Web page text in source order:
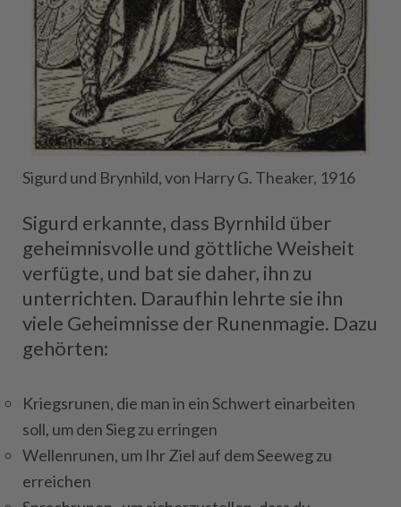
Sigurd und Brynhild, von Harry G. Theaker, 1916
Sigurd erkannte, dass Byrnhild über
geheimnisvolle und göttliche Weisheit
verfügte, und bat sie daher, ihn zu
unterrichten. Daraufhin lehrte sie ihn
viele Geheimnisse der Runenmagie. Dazu
gehörten:
Kriegsrunen, die man in ein Schwert einarbeiten
soll, um den Sieg zu erringen
Wellenrunen, um Ihr Ziel auf dem Seeweg zu
erreichen